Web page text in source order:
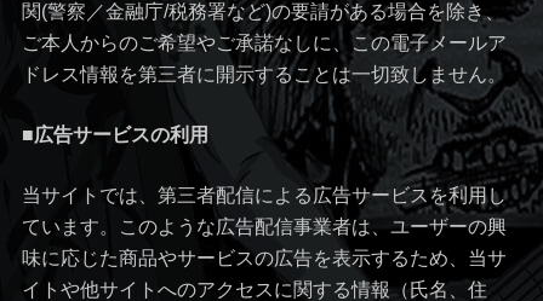
関(警察／金融庁/税務署など)の要請がある場合を除き、
ご本人からのご希望やご承諾なしに、この電子メールア
ドレス情報を第三者に開示することは一切致しません。
■広告サービスの利用
当サイトでは、第三者配信による広告サービスを利用し
ています。このような広告配信事業者は、ユーザーの興
味に応じた商品やサービスの広告を表示するため、当サ
イトや他サイトへのアクセスに関する情報（氏名、住